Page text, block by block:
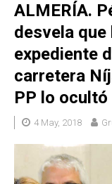
ALMERÍA.
desvela que
expediente
carretera
PP lo ocultó
4 May, 2018